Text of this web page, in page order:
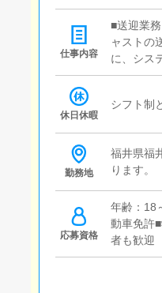
仕事内容
■送迎業
ャストの
に、シス
と同乗し
休日休暇
シフト制
勤務地
福井県福
ります。
応募資格
年齢：18
動車免許
者も歓迎